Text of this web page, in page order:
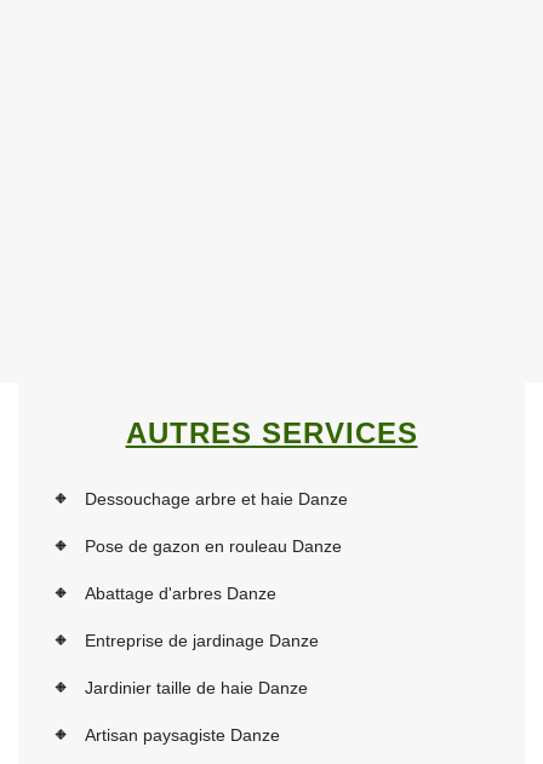
AUTRES SERVICES
Dessouchage arbre et haie Danze
Pose de gazon en rouleau Danze
Abattage d'arbres Danze
Entreprise de jardinage Danze
Jardinier taille de haie Danze
Artisan paysagiste Danze